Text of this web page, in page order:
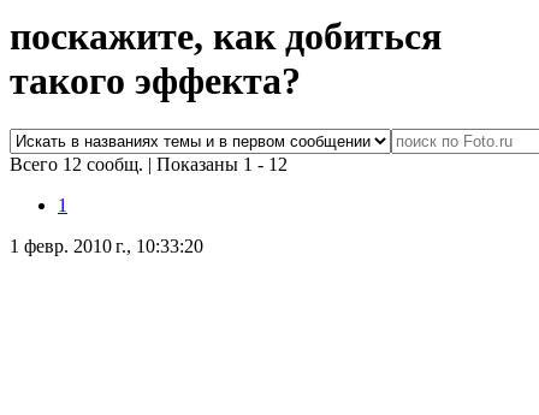
поскажите, как добиться
такого эффекта?
Всего 12 сообщ. | Показаны 1 - 12
1
1 февр. 2010 г., 10:33:20